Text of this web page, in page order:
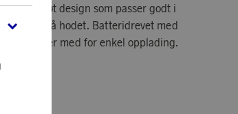
Søt design som passer godt i
dyret på hodet. Batteridrevet med
følger med for enkel opplading.